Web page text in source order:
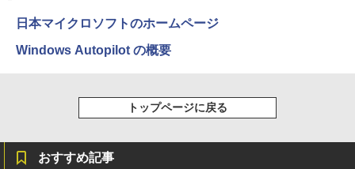
￥14,990
￥250
￥250
ットル (Smart Basic)
￥1,380
￥1,117
￥832
￥594
日本マイクロソフトのホームページ
Windows Autopilot の概要
トップページに戻る
おすすめ記事